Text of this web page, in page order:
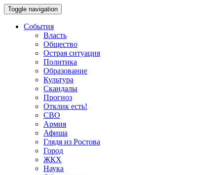
Toggle navigation
События
Власть
Общество
Острая ситуация
Политика
Образование
Культура
Скандалы
Прогноз
Отклик есть!
СВО
Армия
Афиша
Глядя из Ростова
Город
ЖКХ
Наука